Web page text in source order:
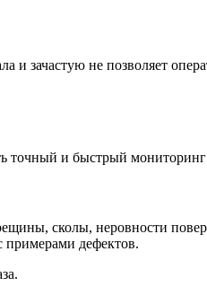
зачастую не позволяет
точный и быстрый мониторинг
сколы, неровности
примерами дефектов.